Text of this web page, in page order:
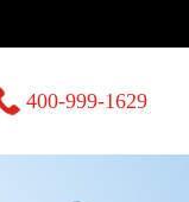
400-999-1629